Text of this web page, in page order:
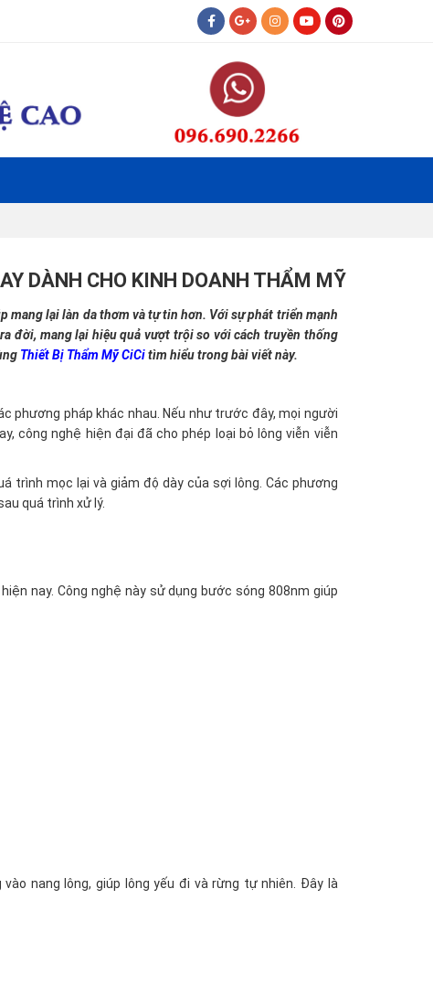
DÀNH CHO KINH DOANH THẨM MỸ
mang lại làn da thơm và tự tin hơn. Với sự phát triển mạnh
đời, mang lại hiệu quả vượt trội so với cách truyền thống
Thiết Bị Thẩm Mỹ CiCitìm hiểu trong bài viết này.
phương pháp khác nhau. Nếu như trước đây, mọi người
công nghệ hiện đại đã cho phép loại bỏ lông viễn viễn
trình mọc lại và giảm độ dày của sợi lông. Các phương
quá trình xử lý.
nay. Công nghệ này sử dụng bước sóng 808nm giúp
nang lông, giúp lông yếu đi và rừng tự nhiên. Đây là